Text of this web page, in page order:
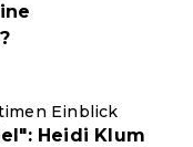
Einblick
Heidi Klum